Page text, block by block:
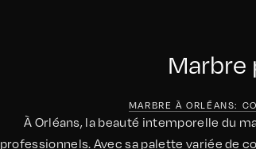
Marbre
MARBRE À ORLÉANS:
À Orléans, la beauté intemporelle du
professionnels. Avec sa palette variée de